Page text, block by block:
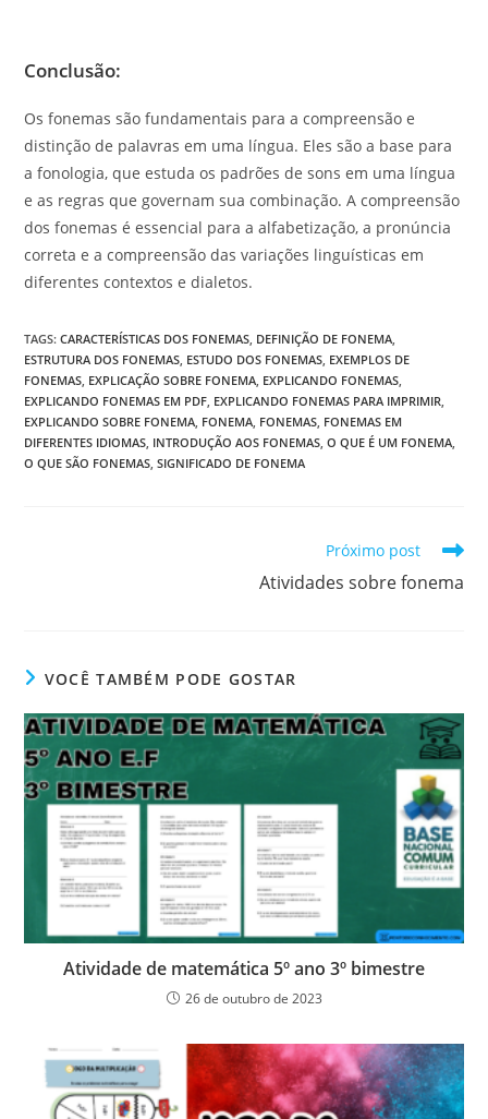
Conclusão:
Os fonemas são fundamentais para a compreensão e
distinção de palavras em uma língua. Eles são a base para
a fonologia, que estuda os padrões de sons em uma língua
e as regras que governam sua combinação. A compreensão
dos fonemas é essencial para a alfabetização, a pronúncia
correta e a compreensão das variações linguísticas em
diferentes contextos e dialetos.
TAGS:CARACTERÍSTICAS DOS FONEMAS DEFINIÇÃO DE FONEMA
ESTRUTURA DOS FONEMAS ESTUDO DOS FONEMAS EXEMPLOS DE
FONEMAS EXPLICAÇÃO SOBRE FONEMA EXPLICANDO FONEMAS
EXPLICANDO FONEMAS EM PDF EXPLICANDO FONEMAS PARA IMPRIMIR
EXPLICANDO SOBRE FONEMA FONEMA FONEMAS FONEMAS EM
DIFERENTES IDIOMAS INTRODUÇÃO AOS FONEMAS O QUE É UM FONEMA
O QUE SÃO FONEMAS SIGNIFICADO DE FONEMA
Próximo post
Atividades sobre fonema
VOCÊ TAMBÉM PODE GOSTAR
Atividade de matemática 5º ano 3º bimestre
26 de outubro de 2023